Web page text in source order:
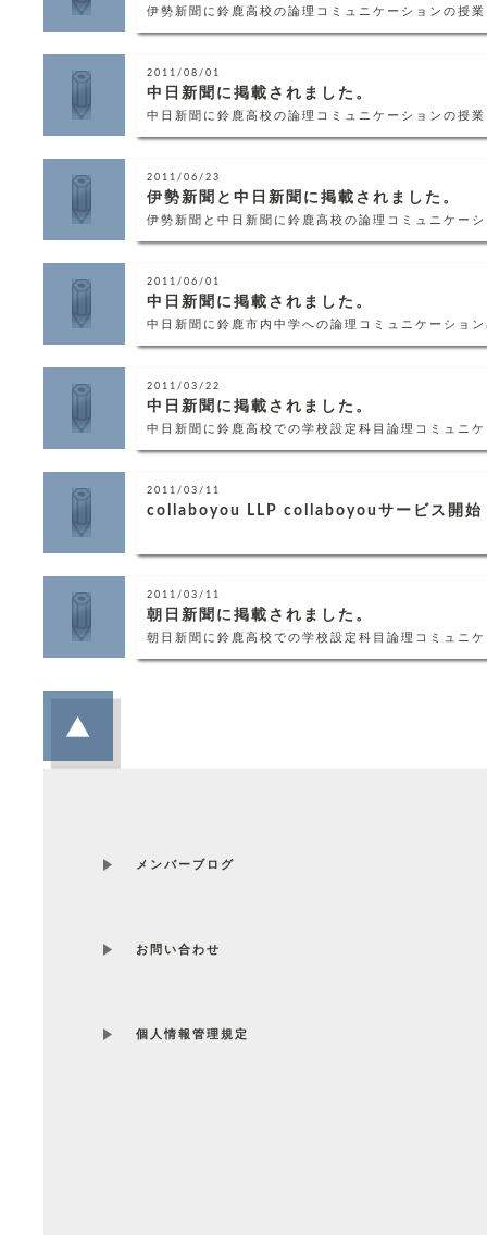
伊勢新聞に鈴鹿高校の論理コミュニケーションの授
2011/08/01
中日新聞に掲載されました。
中日新聞に鈴鹿高校の論理コミュニケーションの授
2011/06/23
伊勢新聞と中日新聞に掲載されました。
伊勢新聞と中日新聞に鈴鹿高校の論理コミュニケー
2011/06/01
中日新聞に掲載されました。
中日新聞に鈴鹿市内中学への論理コミュニケーショ
2011/03/22
中日新聞に掲載されました。
中日新聞に鈴鹿高校での学校設定科目論理コミュニ
2011/03/11
collaboyou LLP collaboyouサービス開始
2011/03/11
朝日新聞に掲載されました。
朝日新聞に鈴鹿高校での学校設定科目論理コミュニ
メンバーブログ
お問い合わせ
個人情報管理規定